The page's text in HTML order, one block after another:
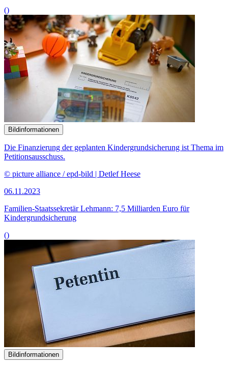
()
Bildinformationen
Die Finanzierung der geplanten Kindergrundsicherung ist Thema im
Petitionsausschuss.
© picture alliance / epd-bild | Detlef Heese
06.11.2023
Familien-Staatssekretär Leh­mann: 7,5 Milliarden Euro für
Kindergrundsicherung
()
Bildinformationen